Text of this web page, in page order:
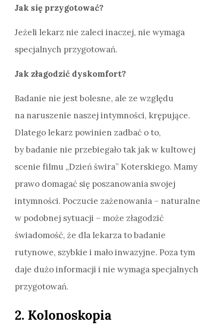
Jak się przygotować?
Jeżeli lekarz nie zaleci inaczej, nie wymaga
specjalnych przygotowań.
Jak złagodzić dyskomfort?
Badanie nie jest bolesne, ale ze względu
na naruszenie naszej intymności, krępujące.
Dlatego lekarz powinien zadbać o to,
by badanie nie przebiegało tak jak w kultowej
scenie filmu „Dzień świra” Koterskiego. Mamy
prawo domagać się poszanowania swojej
intymności. Poczucie zażenowania – naturalne
w podobnej sytuacji – może złagodzić
świadomość, że dla lekarza to badanie
rutynowe, szybkie i mało inwazyjne. Poza tym
daje dużo informacji i nie wymaga specjalnych
przygotowań.
2. Kolonoskopia